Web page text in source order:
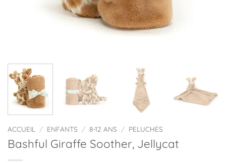
ACCUEIL / ENFANTS / 8-12 ANS / PELUCHES
Bashful Giraffe Soother, Jellycat